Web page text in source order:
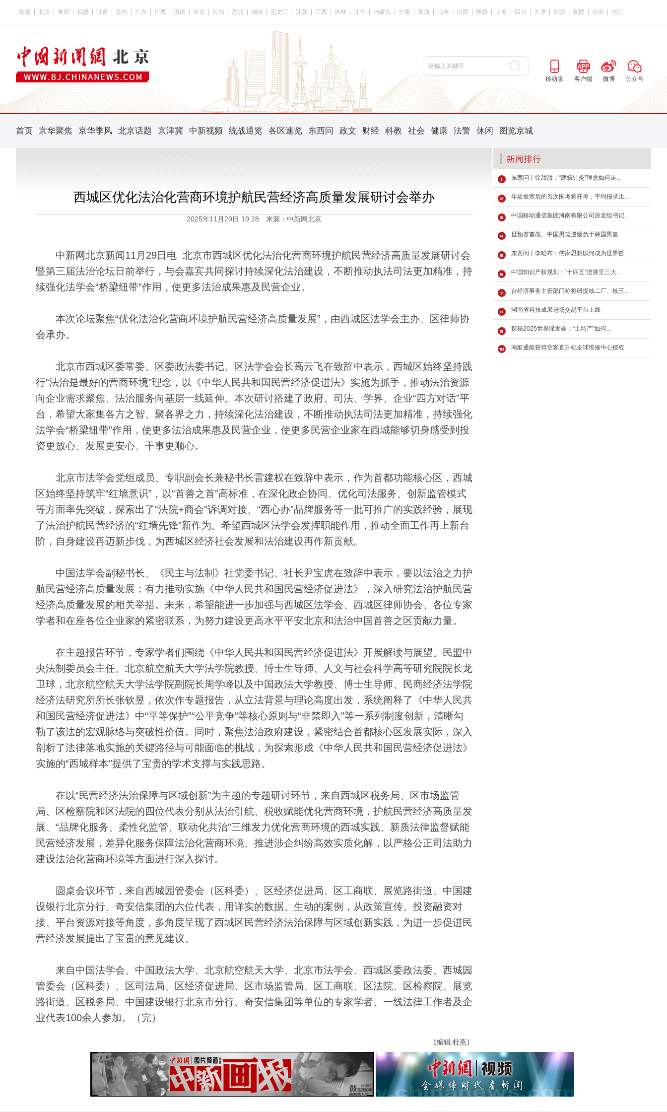
安徽 北京 重庆 福建 甘肃 贵州 广东 广西 海南 河北 河南 湖北 湖南 黑龙江 江苏 江西 吉林 辽宁 内蒙古 宁夏 青海 山东 山西 陕西 上海 四川 天津 新疆 兵团 云南 浙江
移动版 客户端 微博 公众号
首页 京华聚焦 京华季风 北京话题 京津冀 中新视频 统战通览 各区速览 东西问 政文 财经 科教 社会 健康 法警 休闲 图览京城
西城区优化法治化营商环境护航民营经济高质量发展研讨会举办
2025年11月29日 19:28 来源：中新网北京
中新网北京新闻11月29日电 北京市西城区优化法治化营商环境护航民营经济高质量发展研讨会
暨第三届法治论坛日前举行，与会嘉宾共同探讨持续深化法治建设，不断推动执法司法更加精准，持
续强化法学会“桥梁纽带”作用，使更多法治成果惠及民营企业。
本次论坛聚焦“优化法治化营商环境护航民营经济高质量发展”，由西城区法学会主办、区律师协
会承办。
北京市西城区委常委、区委政法委书记、区法学会会长高云飞在致辞中表示，西城区始终坚持践
行“法治是最好的营商环境”理念，以《中华人民共和国民营经济促进法》实施为抓手，推动法治资源
向企业需求聚焦、法治服务向基层一线延伸。本次研讨搭建了政府、司法、学界、企业“四方对话”平
台，希望大家集各方之智、聚各界之力，持续深化法治建设，不断推动执法司法更加精准，持续强化
法学会“桥梁纽带”作用，使更多法治成果惠及民营企业，使更多民营企业家在西城能够切身感受到投
资更放心、发展更安心、干事更顺心。
北京市法学会党组成员、专职副会长兼秘书长雷建权在致辞中表示，作为首都功能核心区，西城
区始终坚持筑牢“红墙意识”，以“首善之首”高标准，在深化政企协同、优化司法服务、创新监管模式
等方面率先突破，探索出了“法院+商会”诉调对接、“西心办”品牌服务等一批可推广的实践经验，展现
了法治护航民营经济的“红墙先锋”新作为。希望西城区法学会发挥职能作用，推动全面工作再上新台
阶，自身建设再迈新步伐，为西城区经济社会发展和法治建设再作新贡献。
中国法学会副秘书长、《民主与法制》社党委书记、社长尹宝虎在致辞中表示，要以法治之力护
航民营经济高质量发展；有力推动实施《中华人民共和国民营经济促进法》，深入研究法治护航民营
经济高质量发展的相关举措。未来，希望能进一步加强与西城区法学会、西城区律师协会、各位专家
学者和在座各位企业家的紧密联系，为努力建设更高水平平安北京和法治中国首善之区贡献力量。
在主题报告环节，专家学者们围绕《中华人民共和国民营经济促进法》开展解读与展望。民盟中
央法制委员会主任、北京航空航天大学法学院教授、博士生导师、人文与社会科学高等研究院院长龙
卫球，北京航空航天大学法学院副院长周学峰以及中国政法大学教授、博士生导师、民商经济法学院
经济法研究所所长张钦昱，依次作专题报告，从立法背景与理论高度出发，系统阐释了《中华人民共
和国民营经济促进法》中“平等保护”“公平竞争”等核心原则与“非禁即入”等一系列制度创新，清晰勾
勒了该法的宏观脉络与突破性价值。同时，聚焦法治政府建设，紧密结合首都核心区发展实际，深入
剖析了法律落地实施的关键路径与可能面临的挑战，为探索形成《中华人民共和国民营经济促进法》
实施的“西城样本”提供了宝贵的学术支撑与实践思路。
在以“民营经济法治保障与区域创新”为主题的专题研讨环节，来自西城区税务局、区市场监管
局、区检察院和区法院的四位代表分别从法治引航、税收赋能优化营商环境，护航民营经济高质量发
展、“品牌化服务、柔性化监管、联动化共治”三维发力优化营商环境的西城实践、新质法律监督赋能
民营经济发展，差异化服务保障法治化营商环境、推进涉企纠纷高效实质化解，以严格公正司法助力
建设法治化营商环境等方面进行深入探讨。
圆桌会议环节，来自西城园管委会（区科委）、区经济促进局、区工商联、展览路街道、中国建
设银行北京分行、奇安信集团的六位代表，用详实的数据、生动的案例，从政策宣传、投资融资对
接、平台资源对接等角度，多角度呈现了西城区民营经济法治保障与区域创新实践，为进一步促进民
营经济发展提出了宝贵的意见建议。
来自中国法学会、中国政法大学、北京航空航天大学、北京市法学会、西城区委政法委、西城园
管委会（区科委）、区司法局、区经济促进局、区市场监管局、区工商联、区法院、区检察院、展览
路街道、区税务局、中国建设银行北京市分行、奇安信集团等单位的专家学者、一线法律工作者及企
业代表100余人参加。（完）
【编辑:杜燕 】
东西问丨徐甜甜：“建筑针灸”理念如何走...
年龄放宽后的首次国考将开考，平均报录比...
中国移动通信集团河南有限公司原党组书记...
世预赛首战，中国男篮遗憾负于韩国男篮
东西问丨李哈布：儒家思想以何成为世界哲...
中国知识产权规划：“十四五”进展呈三大...
台经济事务主管部门称将研提核二厂、核三...
湖南省科技成果进场交易平台上线
探秘2025世界绿发会：“土特产”如何...
南航通航获得空客直升机全球维修中心授权